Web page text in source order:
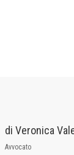
di Veronica
Avvocato